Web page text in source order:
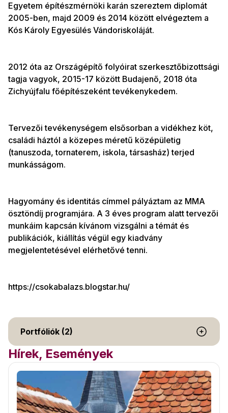
Egyetem építészmérnöki karán szereztem diplomát
2005-ben, majd 2009 és 2014 között elvégeztem a
Kós Károly Egyesülés Vándoriskoláját.
2012 óta az Országépítő folyóirat szerkesztőbizottsági
tagja vagyok, 2015-17 között Budajenő, 2018 óta
Zichyújfalu főépítészeként tevékenykedem.
Tervezői tevékenységem elsősorban a vidékhez köt,
családi háztól a közepes méretű középületig
(tanuszoda, tornaterem, iskola, társasház) terjed
munkásságom.
Hagyomány és identitás címmel pályáztam az MMA
ösztöndíj programjára. A 3 éves program alatt tervezői
munkáim kapcsán kívánom vizsgálni a témát és
publikációk, kiállítás végül egy kiadvány
megjelentetésével elérhetővé tenni.
https://csokabalazs.blogstar.hu/
Portfóliók (2)
Hírek, Események